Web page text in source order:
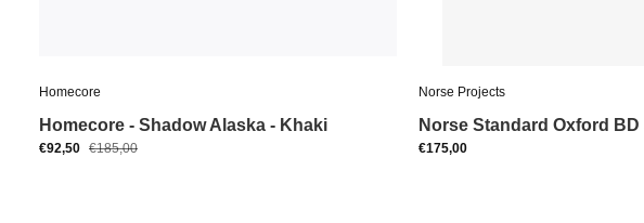
Homecore
Homecore - Shadow Alaska - Khaki
€92,50 €185,00
Norse Projects
Norse Standard Oxford
€175,00